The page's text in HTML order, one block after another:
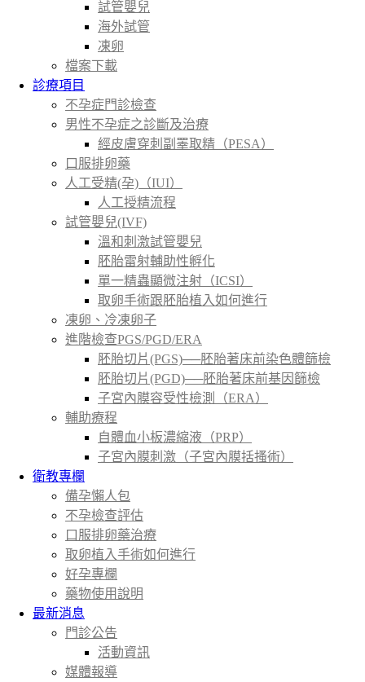
試管嬰兒
海外試管
凍卵
檔案下載
診療項目
不孕症門診檢查
男性不孕症之診斷及治療
經皮膚穿刺副睪取精（PESA）
口服排卵藥
人工受精(孕)（IUI）
人工授精流程
試管嬰兒(IVF)
溫和刺激試管嬰兒
胚胎雷射輔助性孵化
單一精蟲顯微注射（ICSI）
取卵手術跟胚胎植入如何進行
凍卵、冷凍卵子
進階檢查PGS/PGD/ERA
胚胎切片(PGS)──胚胎著床前染色體篩檢
胚胎切片(PGD)──胚胎著床前基因篩檢
子宮內膜容受性檢測（ERA）
輔助療程
自體血小板濃縮液（PRP）
子宮內膜刺激（子宮內膜括搔術）
衛教專欄
備孕懶人包
不孕檢查評估
口服排卵藥治療
取卵植入手術如何進行
好孕專欄
藥物使用說明
最新消息
門診公告
活動資訊
媒體報導